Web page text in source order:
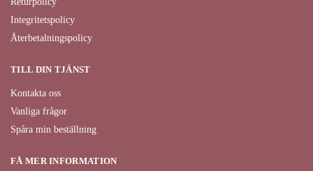
Integritetspolicy
Återbetalningspolicy
TILL DIN TJÄNST
Kontakta oss
Vanliga frågor
Spåra min beställning
FÅ MER INFORMATION